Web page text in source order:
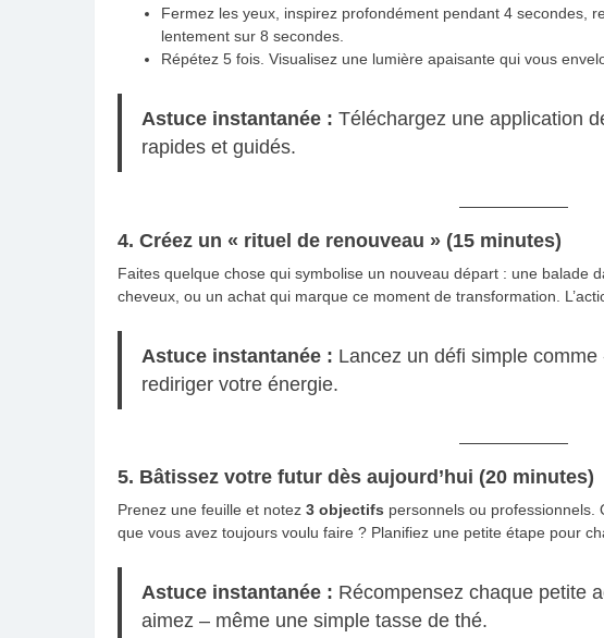
Fermez les yeux, inspirez profondément pendant 4 secondes,
lentement sur 8 secondes.
Répétez 5 fois. Visualisez une lumière apaisante qui vous
Astuce instantanée : Téléchargez une application
rapides et guidés.
4. Créez un « rituel de renouveau » (15 minutes)
Faites quelque chose qui symbolise un nouveau départ : une balade
cheveux, ou un achat qui marque ce moment de transformation.
Astuce instantanée : Lancez un défi simple
rediriger votre énergie.
5. Bâtissez votre futur dès aujourd’hui (20 minutes)
Prenez une feuille et notez 3 objectifs personnels ou professionnels.
que vous avez toujours voulu faire ? Planifiez une petite étape pour
Astuce instantanée : Récompensez chaque petite
aimez – même une simple tasse de thé.